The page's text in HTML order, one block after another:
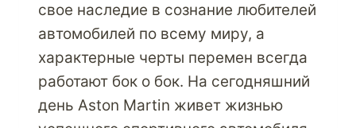
свое наследие в сознание любителей
автомобилей по всему миру, а
характерные черты перемен всегда
работают бок о бок. На сегодняшний
день Aston Martin живет жизнью